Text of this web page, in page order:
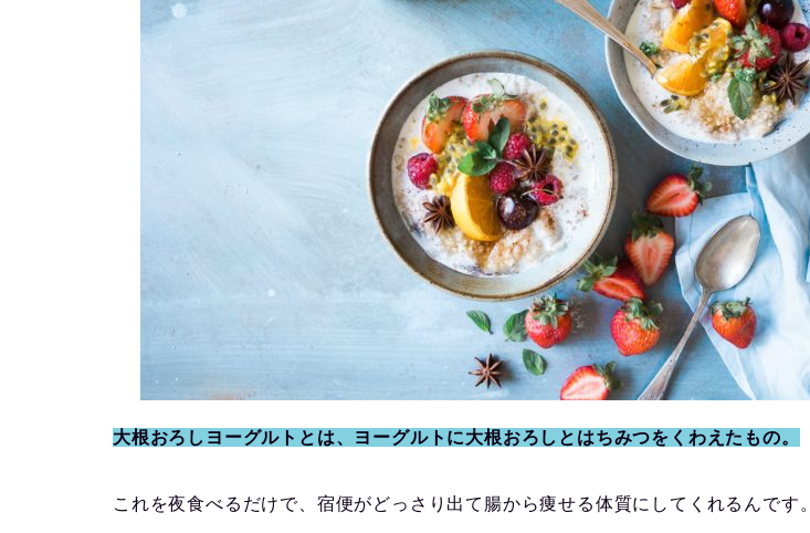
大根おろしヨーグルトとは、ヨーグルトに大根おろしとはちみつをくわえたもの。
これを夜食べるだけで、宿便がどっさり出て腸から痩せる体質にしてくれるんです。